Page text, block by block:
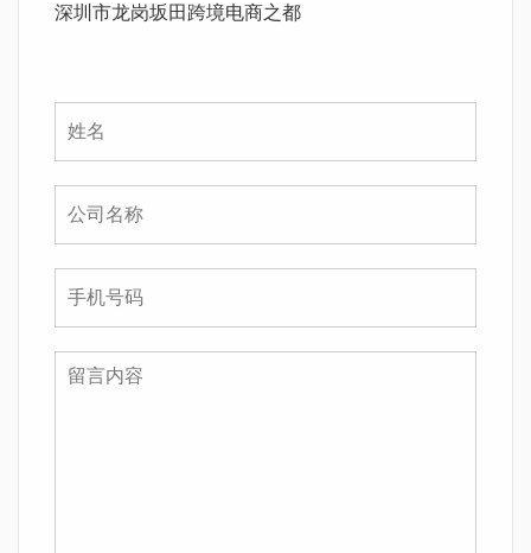
深圳市龙岗坂田跨境电商之都